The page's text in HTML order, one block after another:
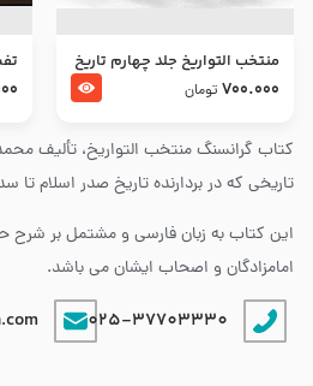
کتاب گرانسنگ منتخب التواريخ، تألیف
تاریخی که در بردارنده تاریخ صدر اسلام
این کتاب به زبان فارسی و مشتمل بر شرح
امامزادگان و اصحاب ایشان می باشد.
025-37703330
منتخب التواریخ جلد چهارم تاریخ
امام زین العابدین و امام محمد
700.000 تومان